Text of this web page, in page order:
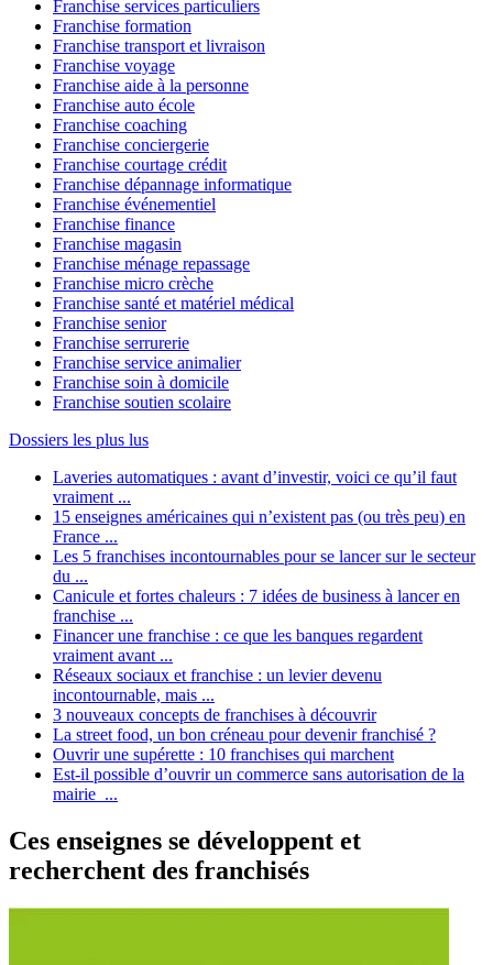
Franchise services particuliers
Franchise formation
Franchise transport et livraison
Franchise voyage
Franchise aide à la personne
Franchise auto école
Franchise coaching
Franchise conciergerie
Franchise courtage crédit
Franchise dépannage informatique
Franchise événementiel
Franchise finance
Franchise magasin
Franchise ménage repassage
Franchise micro crèche
Franchise santé et matériel médical
Franchise senior
Franchise serrurerie
Franchise service animalier
Franchise soin à domicile
Franchise soutien scolaire
Dossiers les plus lus
Laveries automatiques : avant d’investir, voici ce qu’il faut
vraiment ...
15 enseignes américaines qui n’existent pas (ou très peu) en
France ...
Les 5 franchises incontournables pour se lancer sur le secteur
du ...
Canicule et fortes chaleurs : 7 idées de business à lancer en
franchise ...
Financer une franchise : ce que les banques regardent
vraiment avant ...
Réseaux sociaux et franchise : un levier devenu
incontournable, mais ...
3 nouveaux concepts de franchises à découvrir
La street food, un bon créneau pour devenir franchisé ?
Ouvrir une supérette : 10 franchises qui marchent
Est-il possible d’ouvrir un commerce sans autorisation de la
mairie ...
Ces enseignes se développent et
recherchent des franchisés